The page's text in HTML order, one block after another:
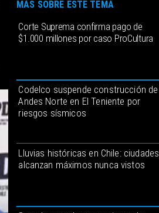
Corte Suprema confirma pago de
$1.000 millones por caso ProCultura
Codelco suspende construcción de
Andes Norte en El Teniente por
riesgos sísmicos
Lluvias históricas en Chile: ciudades
alcanzan máximos nunca vistos
MÁS SOBRE ESTE TEMA